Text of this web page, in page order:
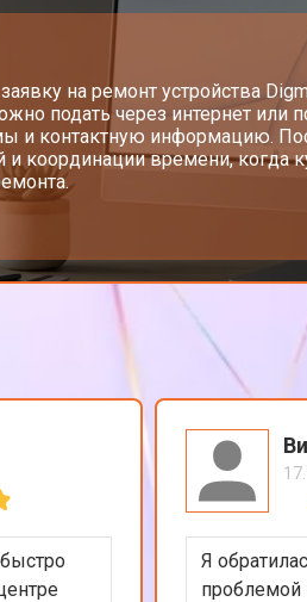
на ремонт устройства
подать через интернет или
и контактную информацию.
координации времени, когда
Я
проблемой